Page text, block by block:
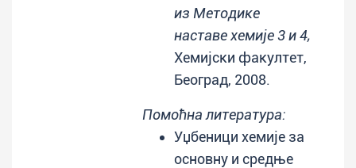
из Методике
наставе хемије 3 и 4,
Хемијски факултет,
Београд, 2008.
Помоћна литература:
Уџбеници хемије за
основну и средње